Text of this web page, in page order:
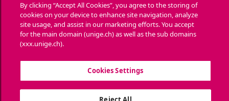
Ottieni l'app mobile
By clicking “Accept All Cookies”, you agree to the storing of
cookies on your device to enhance site navigation, analyze
site usage, and assist in our marketing efforts. You accept
for the main domain (unige.ch) as well as the sub domains
(xxx.unige.ch).
Cookies Settings